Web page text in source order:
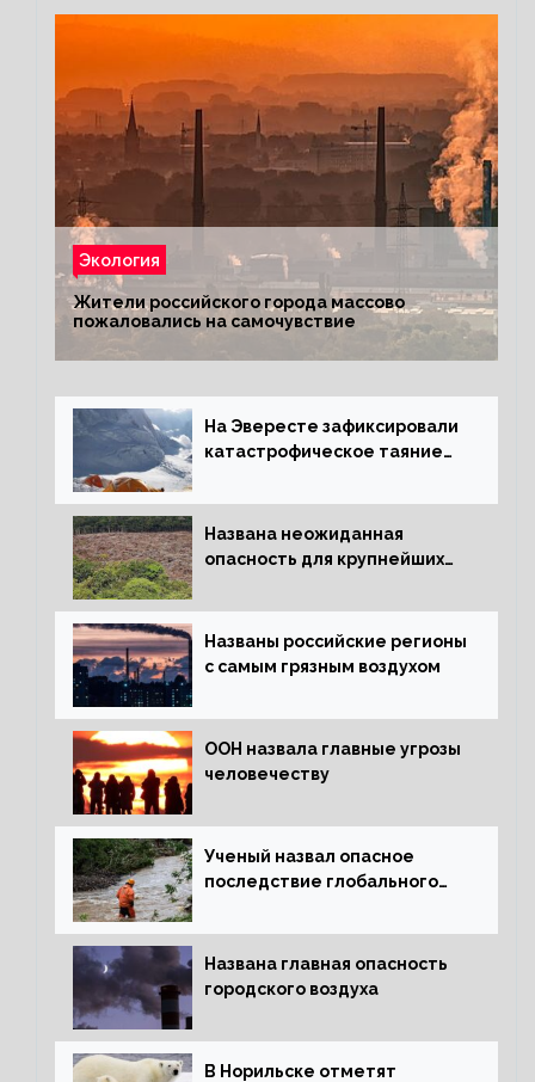
Экология
Жители российского города массово
пожаловались на самочувствие
На Эвересте зафиксировали
катастрофическое таяние
Названа неожиданная
опасность для крупнейших
Названы российские регионы
с самым грязным воздухом
ООН назвала главные угрозы
человечеству
Ученый назвал опасное
последствие глобального
Названа главная опасность
городского воздуха
В Норильске отметят